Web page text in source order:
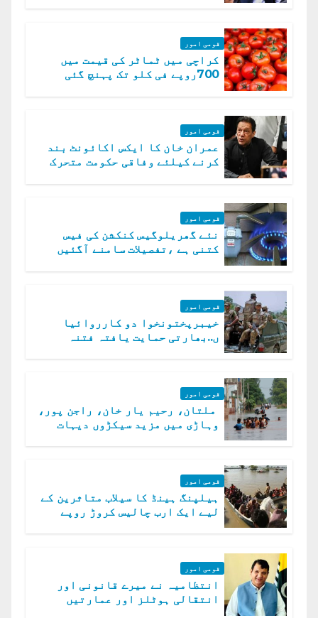
قومی امور
کراچی میں ٹماٹر کی قیمت میں
700روپے فی کلو تک پہنچ گئی
قومی امور
عمران خان کا ایکس اکائونٹ بند
کرنے کیلئے وفاقی حکومت متحرک
قومی امور
نئے گھریلوگیس کنکشن کی فیس
کتنی ہے ،تفصیلات سامنے آگئیں
قومی امور
خیبرپختونخوا دو کارروائیا
ں..بھارتی حمایت یافتہ فتنہ
قومی امور
ملتان، رحیم یار خان، راجن پور،
وہاڑی میں مزید سیکڑوں دیہات
قومی امور
ہیلپنگ ہینڈ کا سیلاب متاثرین کے
لیے ایک ارب چالیس کروڑ روپے
قومی امور
انتظامیہ نے میرے قانونی اور
انتقالی ہوٹلز اور عمارتیں